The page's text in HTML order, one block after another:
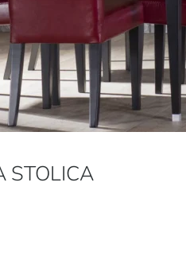
STOLICA